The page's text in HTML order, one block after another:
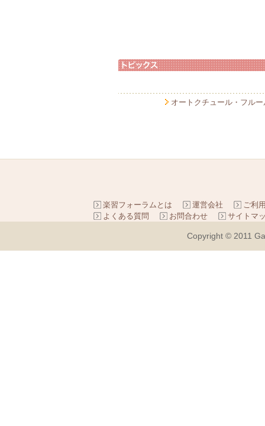
オートクチュール・フル
楽習フォーラムとは 運営会社
ご利
よくある質問
お問合わせ サイトマ
Copyright © 2011